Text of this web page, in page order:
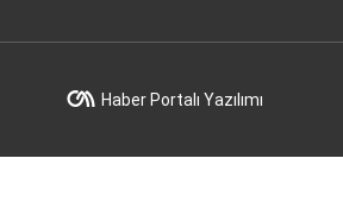
Haber Portalı Yazılımı